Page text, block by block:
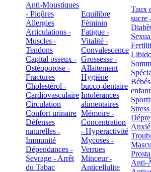
Anti-Moustiques
- Piqûres
Allergies
Articulations -
Muscles -
Tendons
Capital osseux -
Ostéoporose -
Fractures
Cholestérol -
Cardiovasculaire
Circulation
Confort urinaire
Défenses
naturelles -
Immunité
Dépendances -
Sevrage - Arrêt
du Tabac
Equilibre
Féminin
Fatigue -
Vitalité -
Convalescence
Grossesse -
Allaitement
Hygiène
bucco-dentaire
Intolérances
alimentaires
Mémoire -
Concentration
- Hyperactivité
Mycoses -
Verrues
Minceur -
Anticellulite
Taux
sucre
Anti-